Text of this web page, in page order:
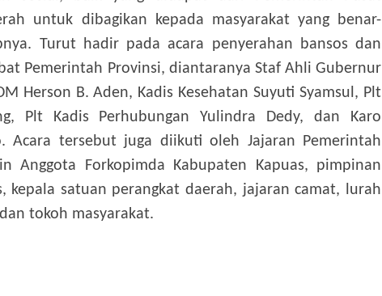
untuk dibagikan kepada masyarakat yang benar-
Turut hadir pada acara penyerahan bansos dan
Pemerintah Provinsi, diantaranya Staf Ahli Gubernur
Herson B. Aden, Kadis Kesehatan Suyuti Syamsul, Plt
Plt Kadis Perhubungan Yulindra Dedy, dan Karo
Acara tersebut juga diikuti oleh Jajaran Pemerintah
Anggota Forkopimda Kabupaten Kapuas, pimpinan
kepala satuan perangkat daerah, jajaran camat, lurah
tokoh masyarakat.